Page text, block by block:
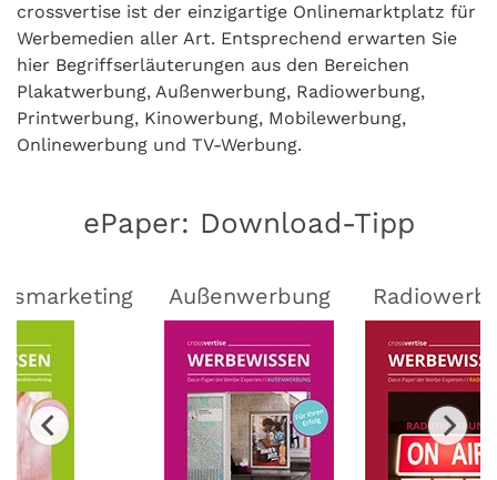
crossvertise ist der einzigartige Onlinemarktplatz für
Werbemedien aller Art. Entsprechend erwarten Sie
hier Begriffserläuterungen aus den Bereichen
Plakatwerbung, Außenwerbung, Radiowerbung,
Printwerbung, Kinowerbung, Mobilewerbung,
Onlinewerbung und TV-Werbung.
ePaper: Download-Tipp
Außenwerbung